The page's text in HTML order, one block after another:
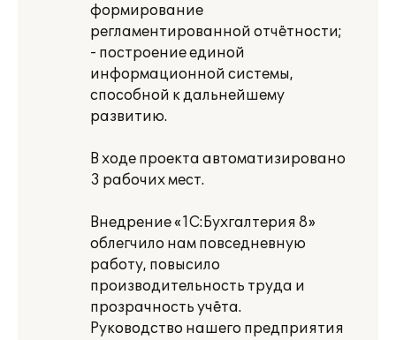
формирование
регламентированной отчётности;
- построение единой
информационной системы,
способной к дальнейшему
развитию.
В ходе проекта автоматизировано
3 рабочих мест.
Внедрение «1С:Бухгалтерия 8»
облегчило нам повседневную
работу, повысило
производительность труда и
прозрачность учёта.
Руководство нашего предприятия